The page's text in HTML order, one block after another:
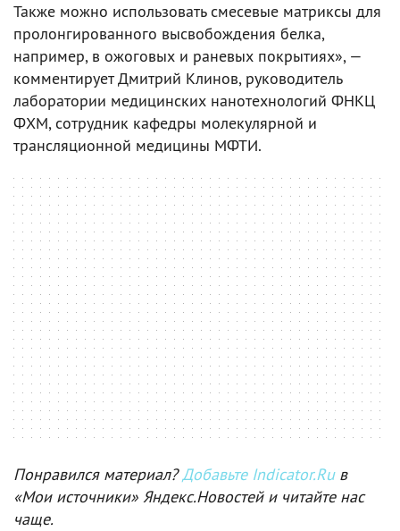
Также можно использовать смесевые матриксы для
пролонгированного высвобождения белка,
например, в ожоговых и раневых покрытиях», —
комментирует Дмитрий Клинов, руководитель
лаборатории медицинских нанотехнологий ФНКЦ
ФХМ, сотрудник кафедры молекулярной и
трансляционной медицины МФТИ.
Понравился материал?Добавьте Indicator.Ruв
«Мои источники» Яндекс.Новостей и читайте нас
чаще.